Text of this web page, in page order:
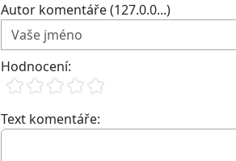
Autor komentáře (127.0.0...)
Hodnocení:
Text komentáře: